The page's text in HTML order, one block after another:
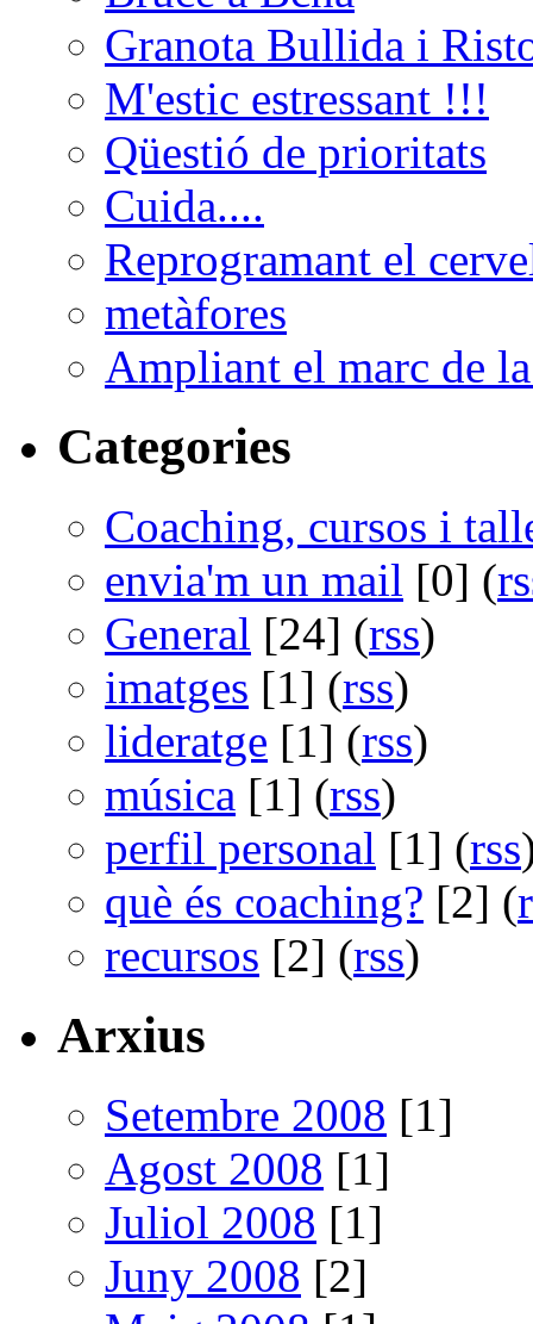
Granota Bullida i
M'estic estressant !!!
Qüestió de prioritats
Cuida....
Reprogramant el
metàfores
Ampliant el marc de
Categories
Coaching, cursos i
envia'm un mail [0] (
General [24] (rss)
imatges [1] (rss)
lideratge [1] (rss)
música [1] (rss)
perfil personal [1] (rss
què és coaching? [2] (
recursos [2] (rss)
Arxius
Setembre 2008 [1]
Agost 2008 [1]
Juliol 2008 [1]
Juny 2008 [2]